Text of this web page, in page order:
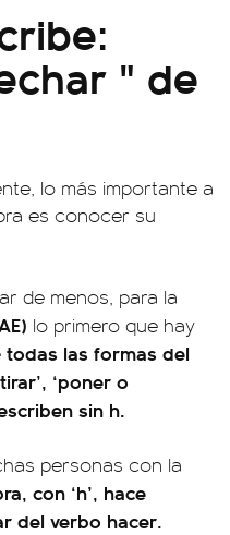
" de
lo más importante a
es conocer su
de menos, para la
lo primero que hay
todas las formas del
‘poner o
sin h.
personas con la
con ‘h’, hace
del verbo hacer.